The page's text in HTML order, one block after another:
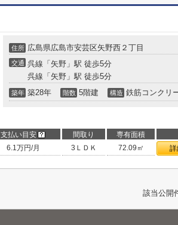
住所 広島県広島市安芸区矢野西２丁目
交通 呉線「矢野」駅 徒歩5分
呉線「矢野」駅 徒歩5分
築年 築28年 階数 5階建 構造 鉄筋コンクリ
支払い目安 間取り 専有面積
6.1万円/月 3ＬＤＫ 72.09㎡
該当公開